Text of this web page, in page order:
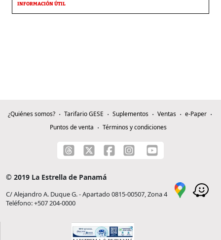
INFORMACIÓN ÚTIL
¿Quiénes somos? Tarifario GESE Suplementos Ventas
e-Paper
Puntos de venta
Términos y condiciones
© 2019 La Estrella de Panamá
C/ Alejandro A. Duque G. - Apartado 0815-00507, Zona 4
Teléfono: +507 204-0000